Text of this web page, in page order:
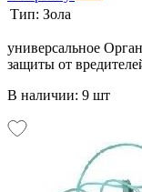
Тип: Зола
универсальное
защиты от
В наличии: 9 шт